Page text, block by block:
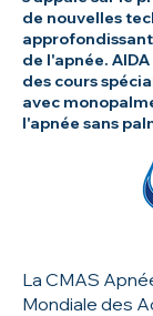
de nouvelles
de l'apnée.
des cours
avec
l'apnée sans
La CMAS
Mondiale des